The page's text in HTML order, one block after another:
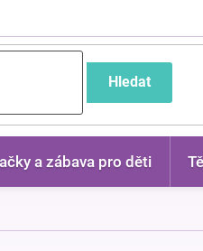
Hledat
a zábava pro děti